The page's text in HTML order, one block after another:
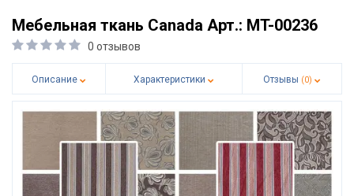
Мебельная ткань Canada Арт.: MT-00236
0 отзывов
Описание Характеристики Отзывы (0)